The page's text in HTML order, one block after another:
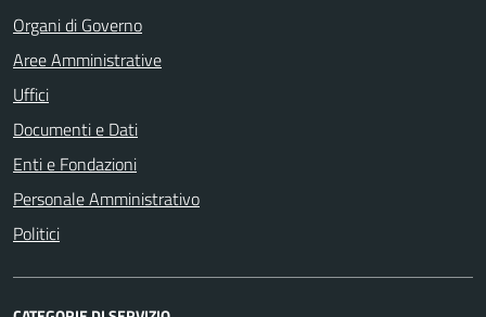
Organi di Governo
Aree Amministrative
Uffici
Documenti e Dati
Enti e Fondazioni
Personale Amministrativo
Politici